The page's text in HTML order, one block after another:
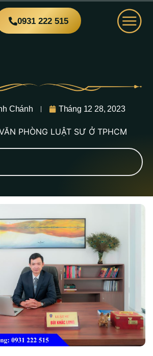
0931 222 515
Chánh Tháng 12 28, 2023
PHÒNG LUẬT SƯ Ở TPHCM